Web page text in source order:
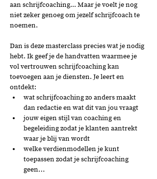
aan schrijfcoaching... Maar je voelt je nog
niet zeker genoeg om jezelf schrijfcoach te
noemen.
Dan is deze masterclass precies wat je nodig
hebt. Ik geef je de handvatten waarmee je
vol vertrouwen schrijfcoaching kan
toevoegen aan je diensten. Je leert en
ontdekt:
wat schrijfcoaching zo anders maakt
dan redactie en wat dit van jou vraagt
jouw eigen stijl van coaching en
begeleiding zodat je klanten aantrekt
waar je blij van wordt
welke verdienmodellen je kunt
toepassen zodat je schrijfcoaching
geen…